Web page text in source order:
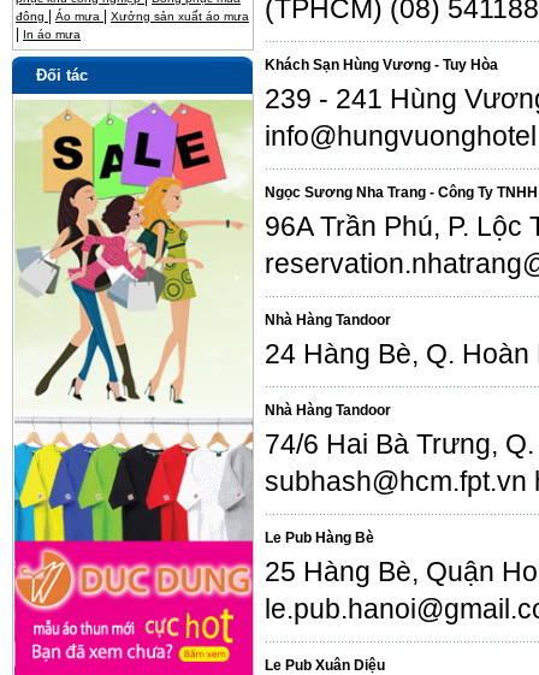
đông
Áo mưa Xưởng sản xuất áo mưa
In áo mưa
Đối tác
(TPHCM) (08)
Khách Sạn Hùng Vương - Tuy Hòa
239 - 241 Hùng
Ngọc Sương Nha Trang - Công Ty
96A Trần Phú, P.
Nhà Hàng Tandoor
24 Hàng Bè, Q.
Nhà Hàng Tandoor
74/6 Hai Bà Trưng,
subhash@hcm.fpt.vn
Le Pub Hàng Bè
25 Hàng Bè, Quận
Le Pub Xuân Diệu